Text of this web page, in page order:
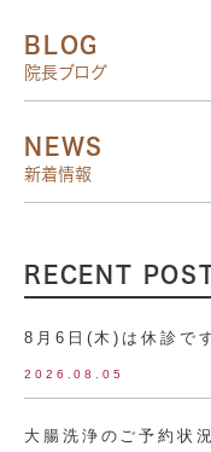
BLOG
院長ブログ
NEWS
新着情報
RECENT
8月6日(木)は休診で
2026.08.05
大腸洗浄のご予約状